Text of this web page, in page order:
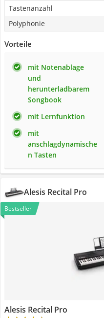
Tastenanzahl
Polyphonie
Vorteile
mit Notenablage
und
herunterladbarem
Songbook
mit Lernfunktion
mit
anschlagdynamische
n Tasten
Alesis Recital Pro
Bestseller
Alesis Recital Pro